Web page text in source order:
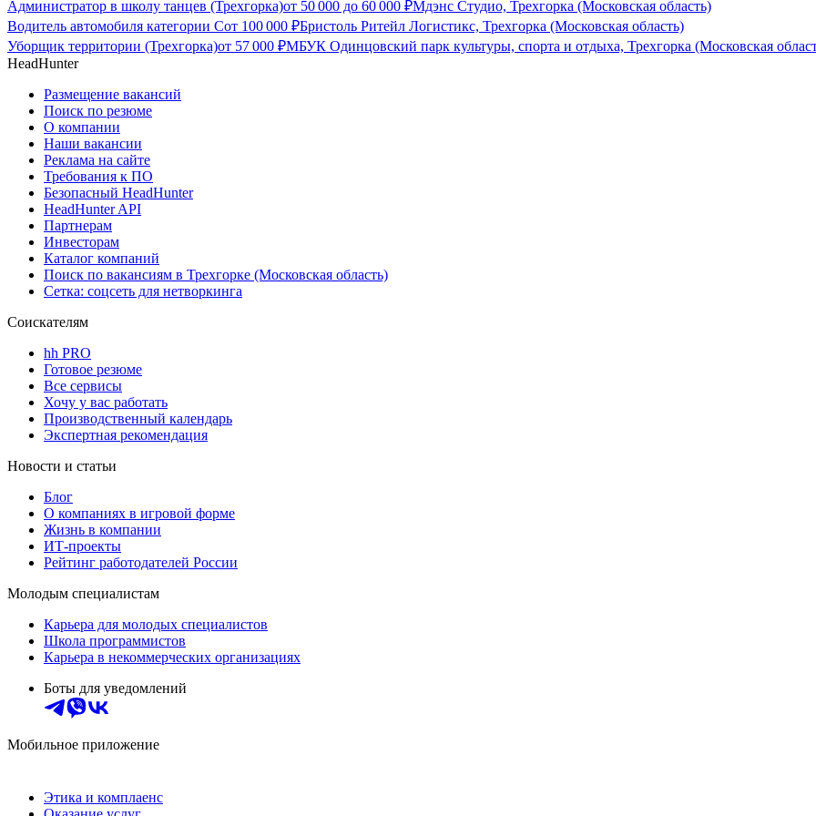
Администратор в школу танцев (Трехгорка)от 50 000 до 60 000 ₽Мдэнс Студио, Трехгорка (Московская область)
Водитель автомобиля категории Сот 100 000 ₽Бристоль Ритейл Логистикс, Трехгорка (Московская область)
Уборщик территории (Трехгорка)от 57 000 ₽МБУК Одинцовский парк культуры, спорта и отдыха, Трехгорка (Московская
HeadHunter
Размещение вакансий
Поиск по резюме
О компании
Наши вакансии
Реклама на сайте
Требования к ПО
Безопасный HeadHunter
HeadHunter API
Партнерам
Инвесторам
Каталог компаний
Поиск по вакансиям в Трехгорке (Московская область)
Сетка: соцсеть для нетворкинга
Соискателям
hh PRO
Готовое резюме
Все сервисы
Хочу у вас работать
Производственный календарь
Экспертная рекомендация
Новости и статьи
Блог
О компаниях в игровой форме
Жизнь в компании
ИТ-проекты
Рейтинг работодателей России
Молодым специалистам
Карьера для молодых специалистов
Школа программистов
Карьера в некоммерческих организациях
Боты для уведомлений
Мобильное приложение
Этика и комплаенс